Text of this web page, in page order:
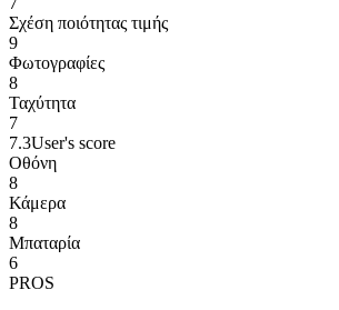
Σχέση ποιότητας τιμής
9
Φωτογραφίες
8
Ταχύτητα
7
7.3User's score
Οθόνη
8
Κάμερα
8
Μπαταρία
6
PROS